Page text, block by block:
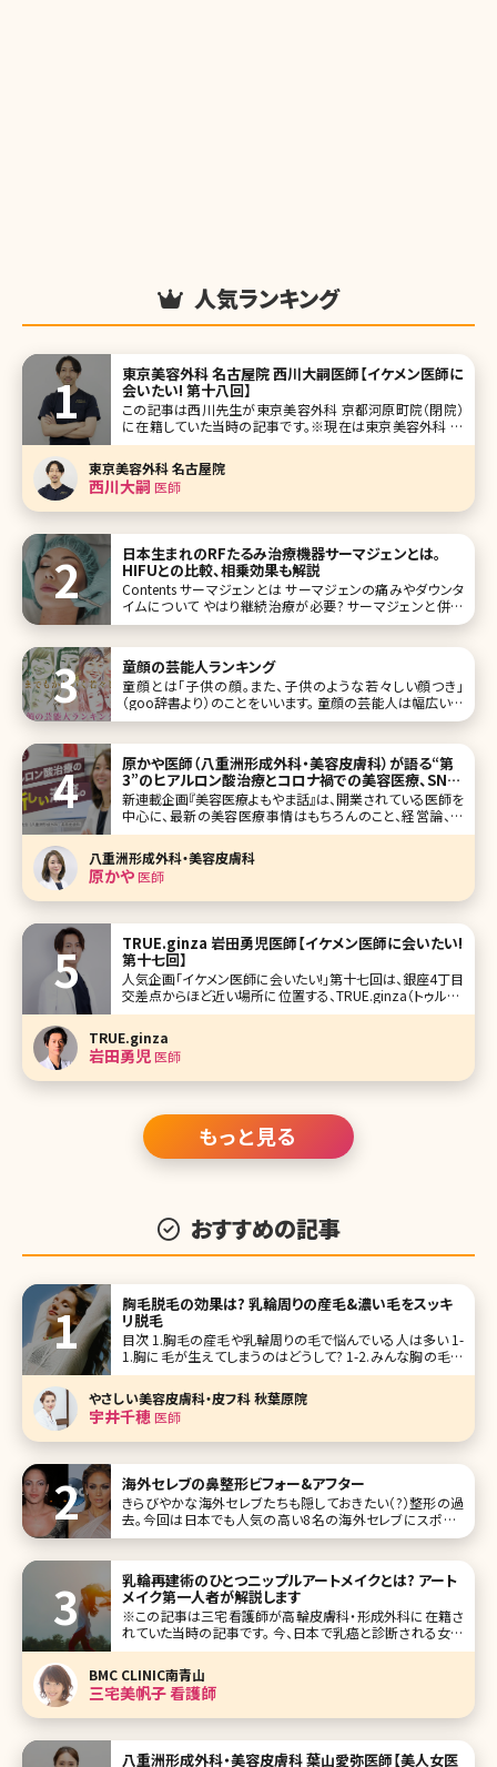
人気ランキング
東京美容外科 名古屋院 西川大嗣医師【イケメン医師に
会いたい! 第十八回】
この記事は西川先生が東京美容外科 京都河原町院（閉院）
に在籍していた当時の記事です。※現在は東京美容外科 名
古屋院院長。 人気企画「イケメン医師に会いたい!」第十八回
は、京都河原町駅からすぐの東京美容外科 京都河原町院で
院長を務める西川大嗣（にしかわ ひろし）先生です。 話せば
話すほど、
東京美容外科 名古屋院
西川大嗣 医師
日本生まれのRFたるみ治療機器サーマジェンとは。
HIFUとの比較、相乗効果も解説
Contents サーマジェンとは サーマジェンの痛みやダウンタ
イムについて やはり継続治療が必要? サーマジェンと併用
すると良い施術 まとめ 美容クリニックに勤務する筆者は、
売のスキンケアを使用しています。患者さんの
童顔の芸能人ランキング
童顔とは「子供の顔。また、子供のような若々しい顔つき」
（goo辞書より）のことをいいます。 童顔の芸能人は幅広い世
代にいます。印象として、いつまでも年をとらないなどが挙げ
能人をランキングにしてご紹介していきます。 第1位永作博美
原かや医師（八重洲形成外科・美容皮膚科）が語る“第
3”のヒアルロン酸治療とコロナ禍での美容医療、SNS
論など
新連載企画『美容医療よもやま話』は、開業されている医師を
中心に、最新の美容医療事情はもちろんのこと、経営論、医
師論、SNS論、美容論など、メディアなどでもあまり話す機会
のない視点のインタビューにしています。激変する美容医療
業界で、普段どんなことを考えて診療しているのか、患者側
からの視点ではなかなか
八重洲形成外科・美容皮膚科
原かや医師
TRUE.ginza 岩田勇児医師【イケメン医師に会いたい!
第十七回】
人気企画「イケメン医師に会いたい!」第十七回は、銀座4丁目
交差点からほど近い場所に位置する、TRUE.ginza（トゥルー.
ギンザ）の岩田勇児（いわた ゆうじ）先生です。 中学生時代前
半は成績が下から三番目、高校では美容師、美大を志望して
いた岩田先生が、あるきっかけで医学部合格を果たし、真面
目
TRUE.ginza
岩田勇児医師
もっと見る
おすすめの記事
胸毛脱毛の効果は? 乳輪周りの産毛&濃い毛をスッキ
リ脱毛
目次 1.胸毛の産毛や乳輪周りの毛で悩んでいる人は多い 1-
1.胸に毛が生えてしまうのはどうして? 1-2.みんな胸の毛は
どう処理してる? 1-2-1.除毛クリーム 1-2-2.脱毛テープ 1-2-
3.カミソリ 1-2-4.毛抜き 1-3.自己処理はリスクが高い 1-4.ト
ラブ
やさしい美容皮膚科・皮フ科 秋葉原院
宇井千穂医師
海外セレブの鼻整形ビフォー&アフター
きらびやかな海外セレブたちも隠しておきたい（?）整形の過
去。今回は日本でも人気の高い8名の海外セレブにスポット
を当ててみました。その特徴はいずれも「鼻」。欧米特有の彫
が気になるようで、整形といえばとにもかくにも「鼻」なんで
す。 ジェニファー
乳輪再建術のひとつニップルアートメイクとは? アート
メイク第一人者が解説します
※この記事は三宅看護師が高輪皮膚科・形成外科に在籍さ
れていた当時の記事です。 今、日本で乳癌と診断される女性
は、1年間に4万人にのぼっています。 多種多様な治療法の
一つに乳房切除があります。 癌発生個所により乳頭・乳輪を
残せる場合もありますが、乳頭・乳輪ともに切除しなくてはい
け
BMC CLINIC南青山
三宅美帆子 看護師
八重洲形成外科・美容皮膚科 葉山愛弥医師【美人女医